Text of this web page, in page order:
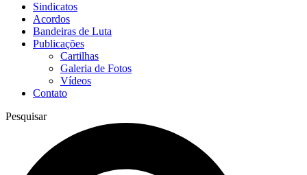
Sindicatos
Acordos
Bandeiras de Luta
Publicações
Cartilhas
Galeria de Fotos
Vídeos
Contato
Pesquisar